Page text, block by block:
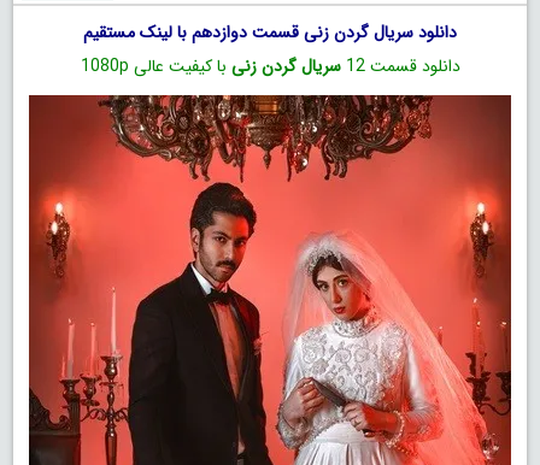
دانلود سریال گردن زنی قسمت دوازدهم با لینک مستقیم
دانلود قسمت 12
سریال گردن زنی با کیفیت عالی 1080p